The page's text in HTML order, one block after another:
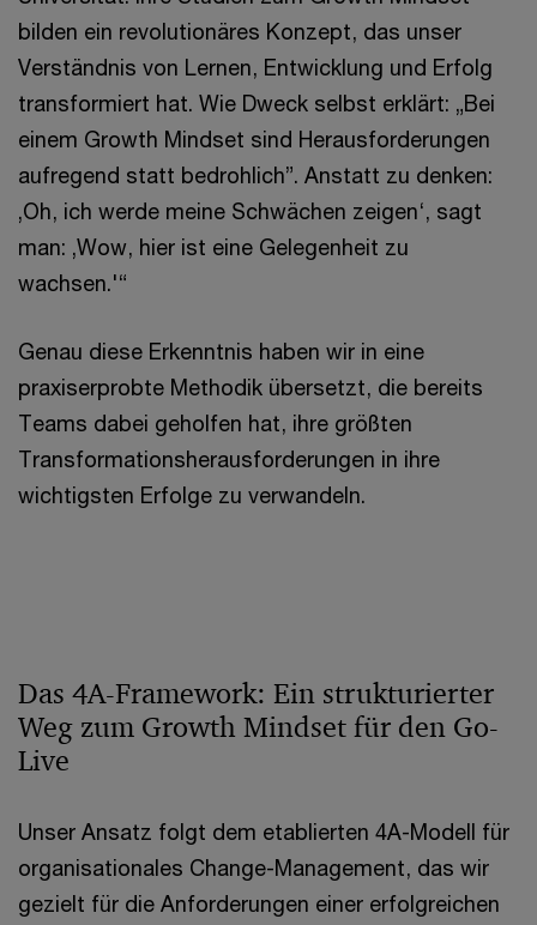
bilden ein revolutionäres Konzept, das unser
Verständnis von Lernen, Entwicklung und Erfolg
transformiert hat. Wie Dweck selbst erklärt: „Bei
einem Growth Mindset sind Herausforderungen
aufregend statt bedrohlich”. Anstatt zu denken:
‚Oh, ich werde meine Schwächen zeigen‘, sagt
man: ‚Wow, hier ist eine Gelegenheit zu
wachsen.'“
Genau diese Erkenntnis haben wir in eine
praxiserprobte Methodik übersetzt, die bereits
Teams dabei geholfen hat, ihre größten
Transformationsherausforderungen in ihre
wichtigsten Erfolge zu verwandeln.
Das 4A-Framework: Ein strukturierter
Weg zum Growth Mindset für den Go-
Live
Unser Ansatz folgt dem etablierten 4A-Modell für
organisationales Change-Management, das wir
gezielt für die Anforderungen einer erfolgreichen